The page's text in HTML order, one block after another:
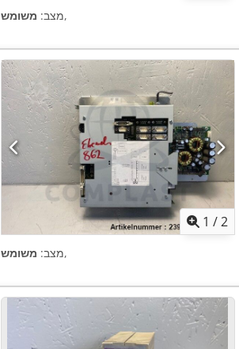
מצב: משומש ,
1 /2
מצב: משומש ,